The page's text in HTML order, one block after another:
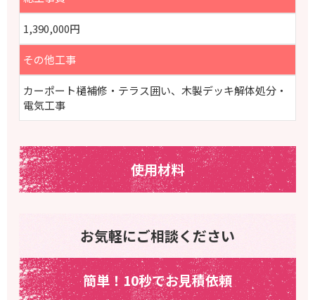
1,390,000円
その他工事
カーポート樋補修・テラス囲い、木製デッキ解体処分・
電気工事
使用材料
お気軽にご相談ください
簡単！10秒でお見積依頼